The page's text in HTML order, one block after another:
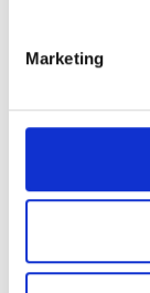
Marketing
Win
Het